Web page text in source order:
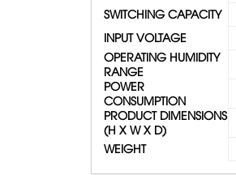
SWITCHING CAPACITY
INPUT VOLTAGE
OPERATING HUMIDITY
RANGE
POWER
CONSUMPTION
PRODUCT DIMENSIONS
(H X W X D)
WEIGHT